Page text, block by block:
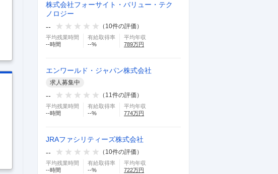
株式会社フォーサイト・バリュー・テク
ノロジー
--
（ 10件の評価）
平均残業時間
--時間
有給取得率
--%
平均年収
789万円
エンワールド・ジャパン株式会社
求人募集中
-- （ 11件の評価）
平均残業時間
--時間
有給取得率
--%
平均年収
774万円
JRAファシリティーズ株式会社
--
（ 10件の評価）
平均残業時間
--時間
有給取得率
--%
平均年収
722万円